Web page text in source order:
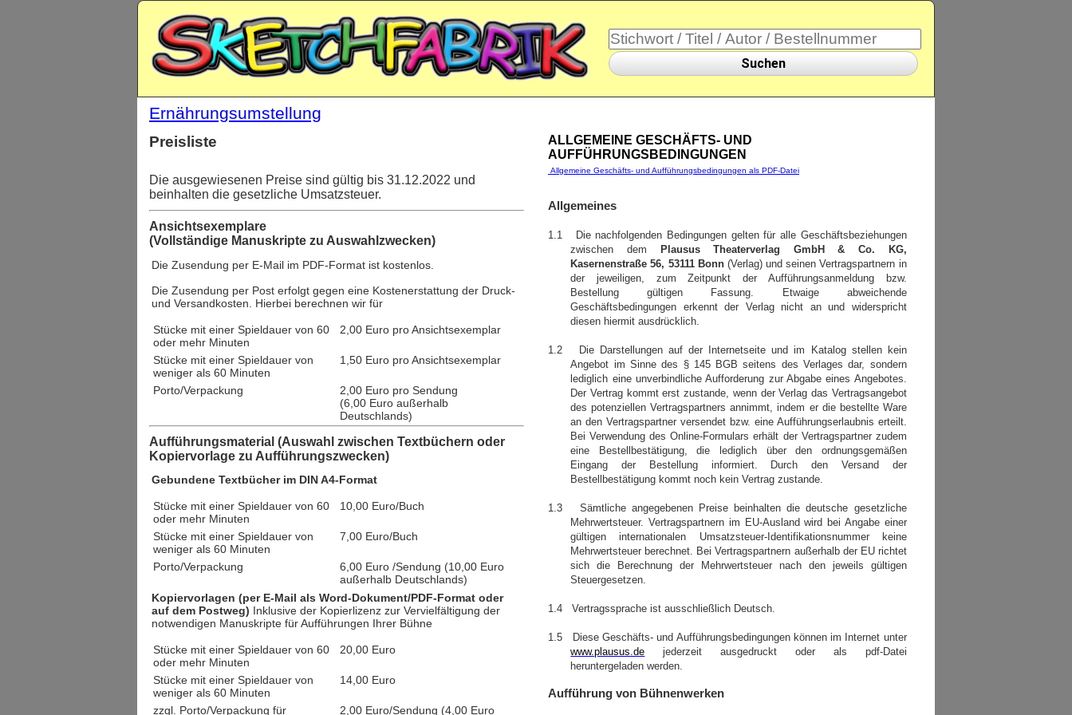
Suchen
Ernährungsumstellung
Preisliste
Die ausgewiesenen Preise sind gültig bis 31.12.2022 und
beinhalten die gesetzliche Umsatzsteuer.
Ansichtsexemplare
(Vollständige Manuskripte zu Auswahlzwecken)
Die Zusendung per E-Mail im PDF-Format ist kostenlos.
Die Zusendung per Post erfolgt gegen eine Kostenerstattung der Druck-
und Versandkosten. Hierbei berechnen wir für
Stücke mit einer Spieldauer von 60
oder mehr Minuten
2,00 Euro pro Ansichtsexemplar
Stücke mit einer Spieldauer von
weniger als 60 Minuten
1,50 Euro pro Ansichtsexemplar
Porto/Verpackung
2,00 Euro pro Sendung
(6,00 Euro außerhalb
Deutschlands)
Aufführungsmaterial (Auswahl zwischen Textbüchern oder
Kopiervorlage zu Aufführungszwecken)
Gebundene Textbücher im DIN A4-Format
Stücke mit einer Spieldauer von 60
oder mehr Minuten
10,00 Euro/Buch
Stücke mit einer Spieldauer von
weniger als 60 Minuten
7,00 Euro/Buch
Porto/Verpackung
6,00 Euro /Sendung (10,00 Euro
außerhalb Deutschlands)
Kopiervorlagen (per E-Mail als Word-Dokument/PDF-Format oder
auf dem Postweg) Inklusive der Kopierlizenz zur Vervielfältigung der
notwendigen Manuskripte für Aufführungen Ihrer Bühne
Stücke mit einer Spieldauer von 60
oder mehr Minuten
20,00 Euro
Stücke mit einer Spieldauer von
weniger als 60 Minuten
14,00 Euro
zzgl. Porto/Verpackung für 2,00 Euro/Sendung (4,00 Euro
ALLGEMEINE GESCHÄFTS- UND
AUFFÜHRUNGSBEDINGUNGEN
Allgemeine Geschäfts- und Aufführungsbedingungen als PDF-Datei
Allgemeines
1.1 Die nachfolgenden Bedingungen gelten für alle Geschäftsbeziehungen
zwischen dem
Plausus Theaterverlag GmbH & Co. KG,
Kasernenstraße 56, 53111 Bonn(Verlag) und seinen Vertragspartnern in
der jeweiligen, zum Zeitpunkt der Aufführungsanmeldung bzw.
Bestellung gültigen Fassung. Etwaige abweichende
Geschäftsbedingungen erkennt der Verlag nicht an und widerspricht
diesen hiermit ausdrücklich.
1.2 Die Darstellungen auf der Internetseite und im Katalog stellen kein
Angebot im Sinne des § 145 BGB seitens des Verlages dar, sondern
lediglich eine unverbindliche Aufforderung zur Abgabe eines Angebotes.
Der Vertrag kommt erst zustande, wenn der Verlag das Vertragsangebot
des potenziellen Vertragspartners annimmt, indem er die bestellte Ware
an den Vertragspartner versendet bzw. eine Aufführungserlaubnis erteilt.
Bei Verwendung des Online-Formulars erhält der Vertragspartner zudem
eine Bestellbestätigung, die lediglich über den ordnungsgemäßen
Eingang der Bestellung informiert. Durch den Versand der
Bestellbestätigung kommt noch kein Vertrag zustande.
1.3 Sämtliche angegebenen Preise beinhalten die deutsche gesetzliche
Mehrwertsteuer. Vertragspartnern im EU-Ausland wird bei Angabe einer
gültigen internationalen Umsatzsteuer-Identifikationsnummer keine
Mehrwertsteuer berechnet. Bei Vertragspartnern außerhalb der EU richtet
sich die Berechnung der Mehrwertsteuer nach den jeweils gültigen
Steuergesetzen.
1.4 Vertragssprache ist ausschließlich Deutsch.
1.5 Diese Geschäfts- und Aufführungsbedingungen können im Internet unter
www.plausus.de jederzeit ausgedruckt oder als pdf-Datei
heruntergeladen werden.
Aufführung von Bühnenwerken